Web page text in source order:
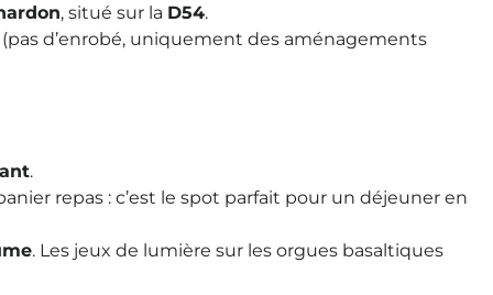
, situé sur la D54.
d’enrobé, uniquement des aménagements
.
repas : c’est le spot parfait pour un déjeuner en
. Les jeux de lumière sur les orgues basaltiques